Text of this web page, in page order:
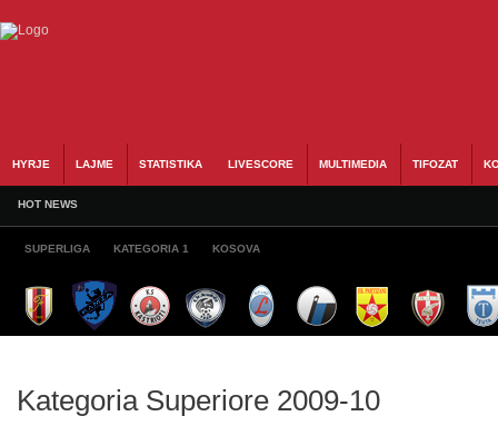
HYRJE LAJME STATISTIKA LIVESCORE MULTIMEDIA TIFOZAT
HOT NEWS
SUPERLIGA KATEGORIA 1 KOSOVA
Kategoria Superiore 2009-10